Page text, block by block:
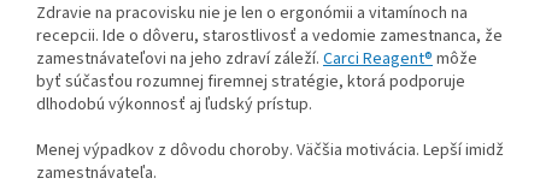
Zdravie na pracovisku nie je len o ergonómii a vitamínoch na
recepcii. Ide o dôveru, starostlivosť a vedomie zamestnanca, že
zamestnávateľovi na jeho zdraví záleží. Carci Reagent®môže
byť súčasťou rozumnej firemnej stratégie, ktorá podporuje
dlhodobú výkonnosť aj ľudský prístup.
Menej výpadkov z dôvodu choroby. Väčšia motivácia. Lepší imidž
zamestnávateľa.